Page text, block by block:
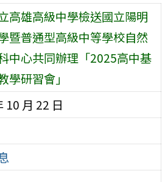
高雄高級中學檢送國立陽明
暨普通型高級中等學校自然
中心共同辦理「2025高中基
學研習會」
10 月 22 日